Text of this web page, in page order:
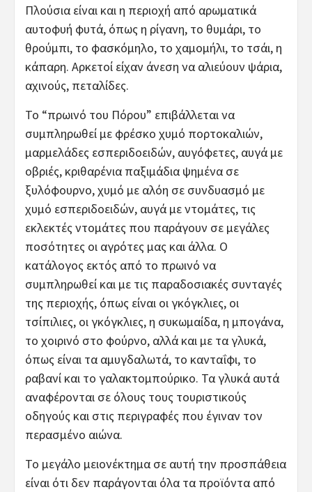
Πλούσια είναι και η περιοχή από αρωματικά
αυτοφυή φυτά, όπως η ρίγανη, το θυμάρι, το
θρούμπι, το φασκόμηλο, το χαμομήλι, το τσάι, η
κάπαρη. Αρκετοί είχαν άνεση να αλιεύουν ψάρια,
αχινούς, πεταλίδες.
Το “πρωινό του Πόρου” επιβάλλεται να
συμπληρωθεί με φρέσκο χυμό πορτοκαλιών,
μαρμελάδες εσπεριδοειδών, αυγόφετες, αυγά με
οβριές, κριθαρένια παξιμάδια ψημένα σε
ξυλόφουρνο, χυμό με αλόη σε συνδυασμό με
χυμό εσπεριδοειδών, αυγά με ντομάτες, τις
εκλεκτές ντομάτες που παράγουν σε μεγάλες
ποσότητες οι αγρότες μας και άλλα. Ο
κατάλογος εκτός από το πρωινό να
συμπληρωθεί και με τις παραδοσιακές συνταγές
της περιοχής, όπως είναι οι γκόγκλιες, οι
τσίπιλιες, οι γκόγκλιες, η συκωμαίδα, η μπογάνα,
το χοιρινό στο φούρνο, αλλά και με τα γλυκά,
όπως είναι τα αμυγδαλωτά, το κανταΐφι, το
ραβανί και το γαλακτομπούρικο. Τα γλυκά αυτά
αναφέρονται σε όλους τους τουριστικούς
οδηγούς και στις περιγραφές που έγιναν τον
περασμένο αιώνα.
Το μεγάλο μειονέκτημα σε αυτή την προσπάθεια
είναι ότι δεν παράγονται όλα τα προϊόντα από